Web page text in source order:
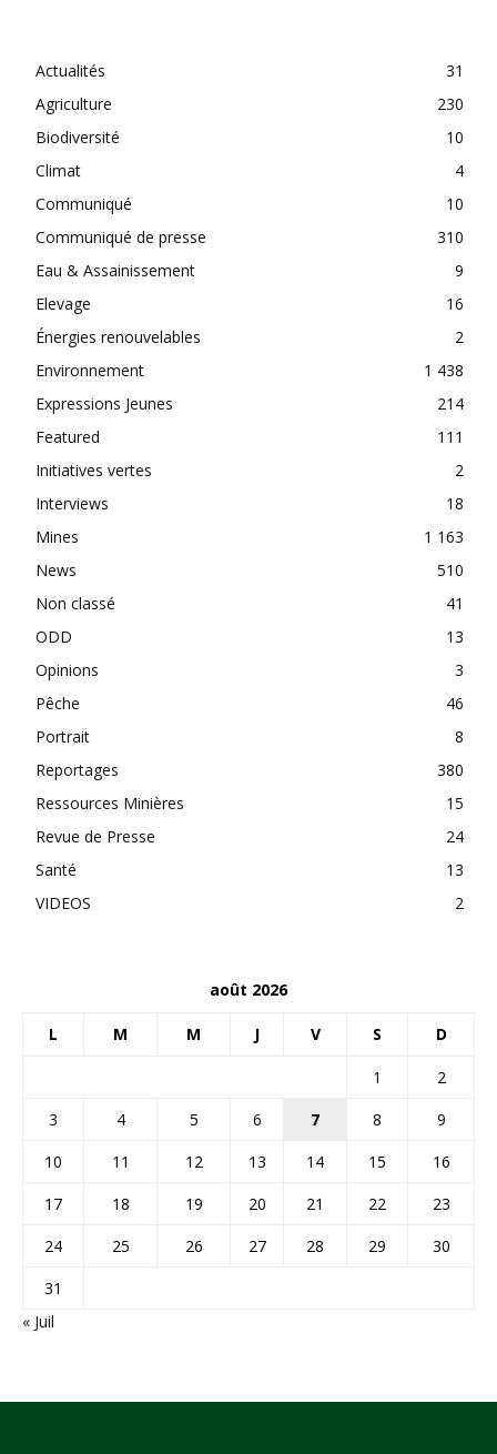
Actualités
31
Agriculture
230
Biodiversité
10
Climat
4
Communiqué
10
Communiqué de presse
310
Eau & Assainissement
9
Elevage
16
Énergies renouvelables
2
Environnement
1 438
Expressions Jeunes
214
Featured
111
Initiatives vertes
2
Interviews
18
Mines
1 163
News
510
Non classé
41
ODD
13
Opinions
3
Pêche
46
Portrait
8
Reportages
380
Ressources Minières
15
Revue de Presse
24
Santé
13
VIDEOS
2
août 2026
L M M J V S D
1
2
3
4 5 6 7 8
9
10
11 12 13 14 15
16
17
18 19 20 21 22
23
24
25 26 27 28 29
30
31
« Juil